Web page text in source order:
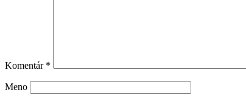
Komentár *
Meno